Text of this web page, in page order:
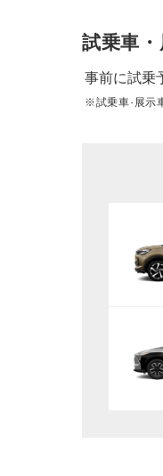
試乗車
事前に試乗
※試乗車·展示